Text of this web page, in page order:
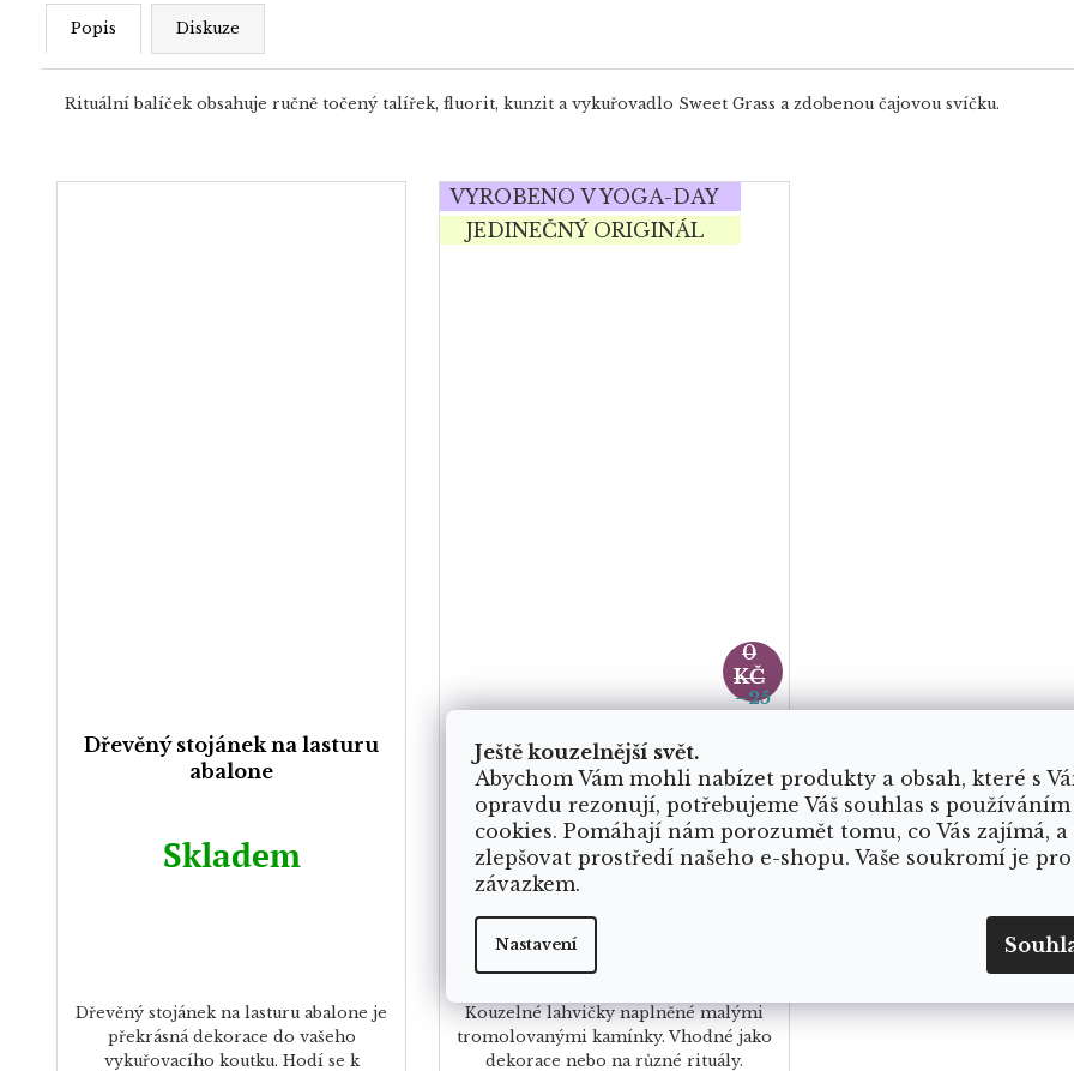
Ještě kouzelnější svět.
Abychom Vám mohli nabízet produkty a obsah, které s
opravdu rezonují, potřebujeme Váš souhlas s používáním
cookies. Pomáhají nám porozumět tomu, co Vás zajímá, a
zlepšovat prostředí našeho e-shopu. Vaše soukromí je pro
závazkem.
Nastavení
Popis Diskuze
Rituální balíček obsahuje ručně točený talířek, fluorit, kunzit a vykuřovadlo Sweet Grass a zdobenou čajovou svíčku.
Dřevěný stojánek na lasturu
abalone
Skladem
Dřevěný stojánek na lasturu abalone je
překrásná dekorace do vašeho
vykuřovacího koutku. Hodí se k
VYROBENO V YOGA-DAY
JEDINEČNÝ ORIGINÁL
0
KČ
–25
%
Magická lahvička s
tromlovanými kamínky
Skladem
Kouzelné lahvičky naplněné malými
tromolovanými kamínky. Vhodné jako
dekorace nebo na různé rituály.